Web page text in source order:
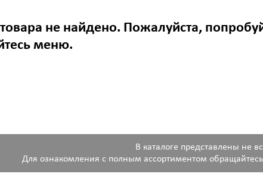
не найдено. Пожалуйста,
меню.
В каталоге представлены не
Для ознакомления с полным ассортиментом